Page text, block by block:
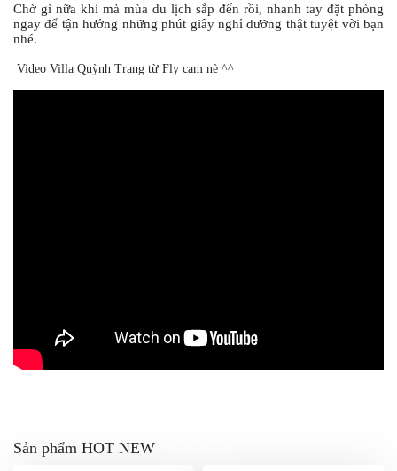
Chờ gì nữa khi mà mùa du lịch sắp đến rồi, nhanh tay đặt phòng
ngay để tận hưởng những phút giây nghỉ dưỡng thật tuyệt vời bạn
nhé.
Video Villa Quỳnh Trang từ Fly cam nè ^^
Sản phẩm HOT NEW